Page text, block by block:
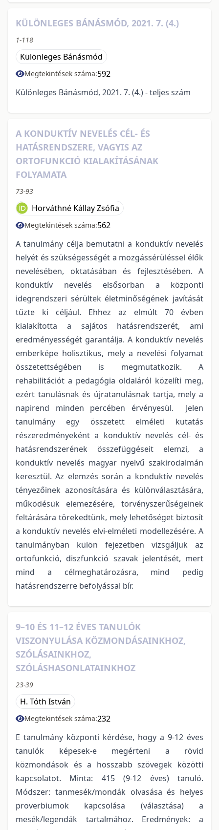
KÜLÖNLEGES BÁNÁSMÓD, 2021. 7. (4.)
1-118
Különleges Bánásmód
Megtekintések száma:592
Különleges Bánásmód, 2021. 7. (4.) - teljes szám
A KONDUKTÍV NEVELÉS CÉL- ÉS
HATÁSRENDSZERE, VAGYIS AZ
ORTOFUNKCIÓ KIALAKÍTÁSÁNAK
FOLYAMATA
73-93
Horváthné Kállay Zsófia
Megtekintések száma:562
A tanulmány célja bemutatni a konduktív nevelés
helyét és szükségességét a mozgássérüléssel élők
nevelésében, oktatásában és fejlesztésében. A
konduktív nevelés elsősorban a központi
idegrendszeri sérültek életminőségének javítását
tűzte ki céljául. Ehhez az elmúlt 70 évben
kialakította a sajátos hatásrendszerét, ami
eredményességét garantálja. A konduktív nevelés
emberképe holisztikus, mely a nevelési folyamat
összetettségében is megmutatkozik. A
rehabilitációt a pedagógia oldaláról közelíti meg,
ezért tanulásnak és újratanulásnak tartja, mely a
napirend minden percében érvényesül. Jelen
tanulmány egy összetett elméleti kutatás
részeredményeként a konduktív nevelés cél- és
hatásrendszerének összefüggéseit elemzi, a
konduktív nevelés magyar nyelvű szakirodalmán
keresztül. Az elemzés során a konduktív nevelés
tényezőinek azonosítására és különválasztására,
működésük elemezésére, törvényszerűségeinek
feltárására törekedtünk, mely lehetőséget biztosít
a konduktív nevelés elvi-elméleti modellezésére. A
tanulmányban külön fejezetben vizsgáljuk az
ortofunkció, diszfunkció szavak jelentését, mert
mind a célmeghatározásra, mind pedig
hatásrendszerre befolyással bír.
9–10 ÉS 11–12 ÉVES TANULÓK
VISZONYULÁSA KÖZMONDÁSAINKHOZ,
SZÓLÁSAINKHOZ,
SZÓLÁSHASONLATAINKHOZ
23-39
H. Tóth István
Megtekintések száma:232
E tanulmány központi kérdése, hogy a 9-12 éves
tanulók képesek-e megérteni a rövid
közmondások és a hosszabb szövegek közötti
kapcsolatot. Minta: 415 (9-12 éves) tanuló.
Módszer: tanmesék/mondák olvasása és helyes
proverbiumok kapcsolása (választása) a
mesék/legendák tartalmához. Eredmények: a